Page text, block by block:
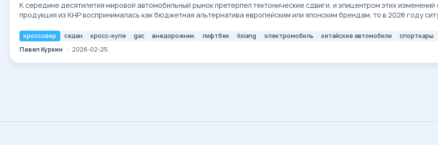
К середине десятилетия мировой автомобильный рынок претерпел тектонические сдвиги, и эпицентром этих
продукция из КНР воспринималась как бюджетная альтернатива европейским или японским брендам, то в 2026 году
кроссовер седан кросс-купе gac внедорожник лифтбек lixiang электромобиль китайские автомобили спорткары
Павел Куркин
2026-02-25